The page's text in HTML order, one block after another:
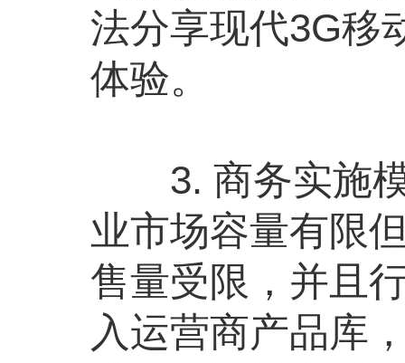
法分享现代3G移
体验。
3. 商务实施模
业市场容量有限
售量受限，并且
入运营商产品库